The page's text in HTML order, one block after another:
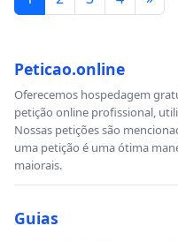
Peticao.online
Oferecemos hospedagem
petição online profissional,
Nossas petições são
uma petição é uma ótima
maiorais.
Guias